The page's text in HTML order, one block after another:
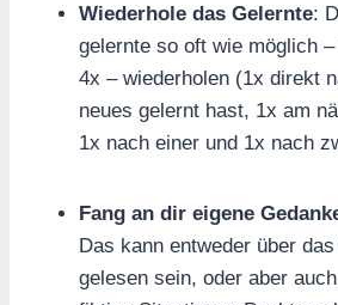
Wiederhole das Gelernte:
gelernte so oft wie möglich
4x – wiederholen (1x direkt
neues gelernt hast, 1x am
1x nach einer und 1x nach
Fang an dir eigene
Das kann entweder über
gelesen sein, oder aber